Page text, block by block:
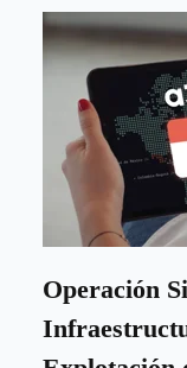
Operación